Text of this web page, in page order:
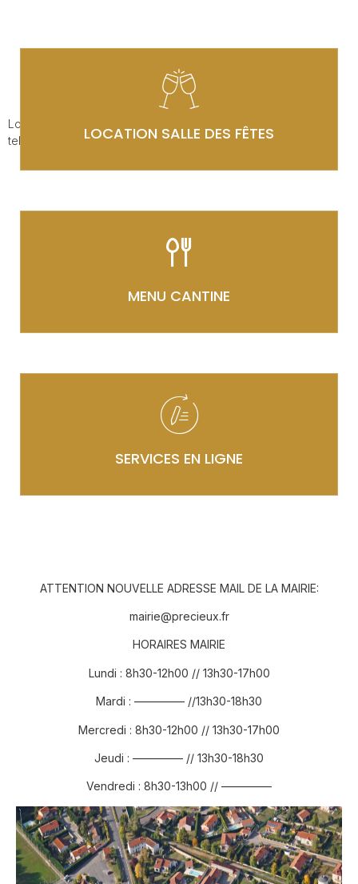
Lorem ipsum dolor sit amet, consectetur adipiscing elit. Ut elit
tellus, luctus nec ullamcorper mattis, pulvinar dapibus leo.
LOCATION SALLE DES FÊTES
MENU CANTINE
SERVICES EN LIGNE
ATTENTION NOUVELLE ADRESSE MAIL DE LA MAIRIE:
mairie@precieux.fr
HORAIRES MAIRIE
Lundi : 8h30-12h00 // 13h30-17h00
Mardi : ————– //13h30-18h30
Mercredi : 8h30-12h00 // 13h30-17h00
Jeudi : ————– // 13h30-18h30
Vendredi : 8h30-13h00 // ————–